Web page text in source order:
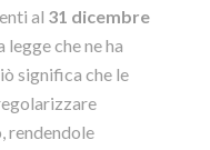
al 31 dicembre
che ne ha
significa che le
rendendole